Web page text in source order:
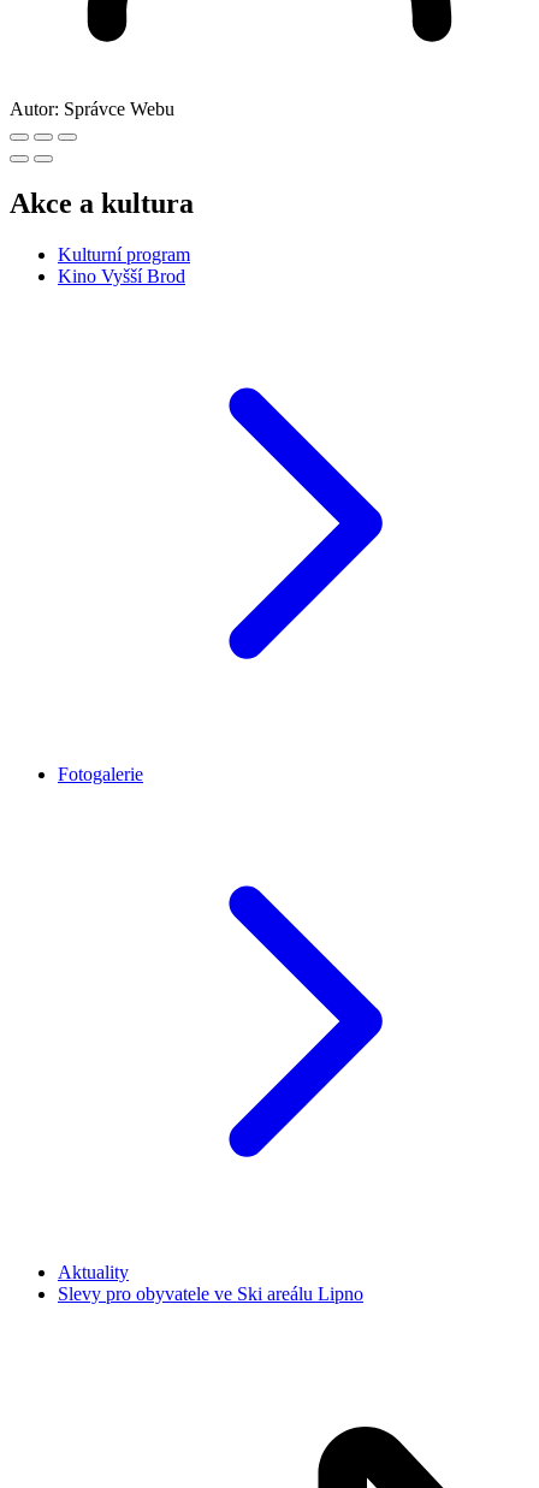
Autor: Správce Webu
Akce a kultura
Kulturní program
Kino Vyšší Brod
Fotogalerie
Aktuality
Slevy pro obyvatele ve Ski areálu Lipno